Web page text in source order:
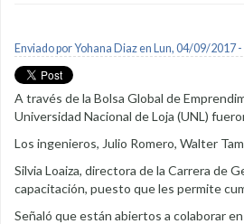
Enviado porYohana Diazen Lun, 04/09/2017 -
A través de la Bolsa Global de
Universidad Nacional de Loja (UNL)
Los ingenieros, Julio Romero, Walter
Silvia Loaiza, directora de la Carrera de
capacitación, puesto que les permite
Señaló que están abiertos a colaborar